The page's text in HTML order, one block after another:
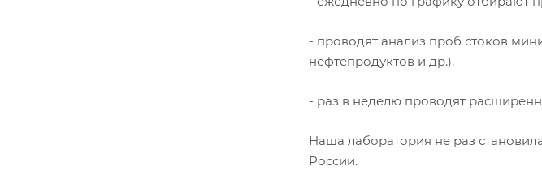
- проводят анализ проб стоков
нефтепродуктов и др.),
- раз в неделю проводят
Наша лаборатория не раз
России.